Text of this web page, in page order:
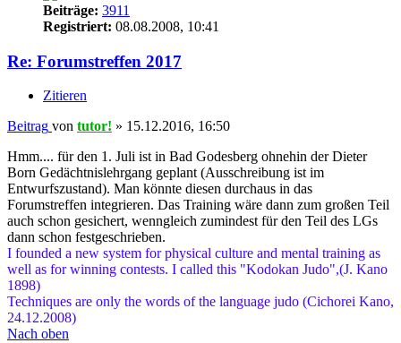
Beiträge: 3911
Registriert: 08.08.2008, 10:41
Re: Forumstreffen 2017
Zitieren
Beitrag von tutor! » 15.12.2016, 16:50
Hmm.... für den 1. Juli ist in Bad Godesberg ohnehin der Dieter
Born Gedächtnislehrgang geplant (Ausschreibung ist im
Entwurfszustand). Man könnte diesen durchaus in das
Forumstreffen integrieren. Das Training wäre dann zum großen Teil
auch schon gesichert, wenngleich zumindest für den Teil des LGs
dann schon festgeschrieben.
I founded a new system for physical culture and mental training as
well as for winning contests. I called this "Kodokan Judo",(J. Kano
1898)
Techniques are only the words of the language judo (Cichorei Kano,
24.12.2008)
Nach oben